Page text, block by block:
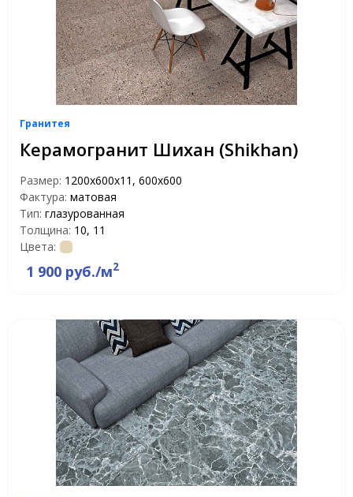
Гранитея
Керамогранит Шихан (Shikhan)
Размер: 1200х600х11, 600х600
Фактура: матовая
Тип: глазурованная
Толщина: 10, 11
Цвета:
1 900 руб./м2